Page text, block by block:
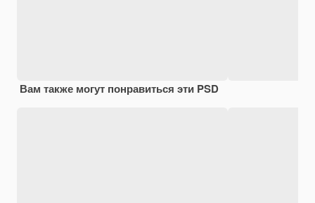
Вам также могут понравиться эти PSD